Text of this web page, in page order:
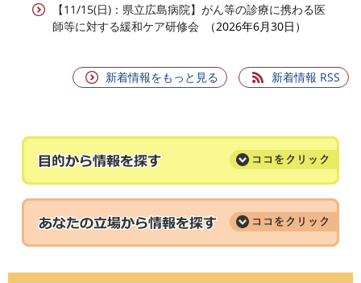
【11/15(日)：県立広島病院】がん等の診療に携わる医
師等に対する緩和ケア研修会
2026年6月30日
新着情報をもっと見る 新着情報 RSS